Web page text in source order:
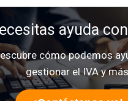
ayuda
cómo podemos
gestionar el IVA y